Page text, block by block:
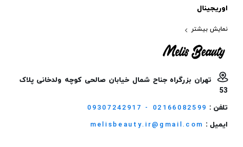
اوریجینال
نمایش بیشتر
تهران بزرگراه جناح شمال خیابان صالحی کوچه ولدخانی پلاک
53
تلفن : 09307242917 - 02166082599
ایمیل : melisbeauty.ir@gmail.com